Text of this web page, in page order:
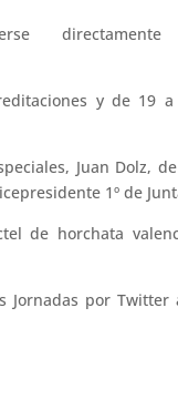
y de 19
Juan Dolz,
1º de
de horchata
por Twitter